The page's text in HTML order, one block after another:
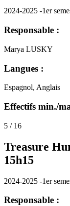
2024-2025 -1er
Responsable :
Marya LUSKY
Langues :
Espagnol, Anglais
Effectifs min./
5 / 16
Treasure
15h15
2024-2025 -1er
Responsable :